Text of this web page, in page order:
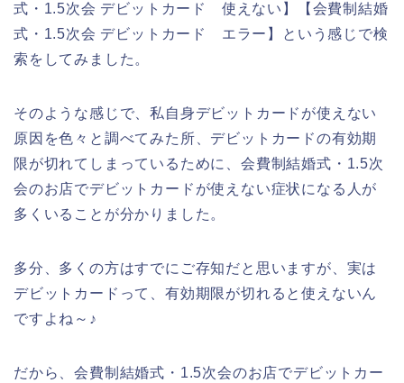
式・1.5次会 デビットカード 使えない】【会費制結婚
式・1.5次会 デビットカード エラー】という感じで検
索をしてみました。
そのような感じで、私自身デビットカードが使えない
原因を色々と調べてみた所、デビットカードの有効期
限が切れてしまっているために、会費制結婚式・1.5次
会のお店でデビットカードが使えない症状になる人が
多くいることが分かりました。
多分、多くの方はすでにご存知だと思いますが、実は
デビットカードって、有効期限が切れると使えないん
ですよね～♪
だから、会費制結婚式・1.5次会のお店でデビットカー